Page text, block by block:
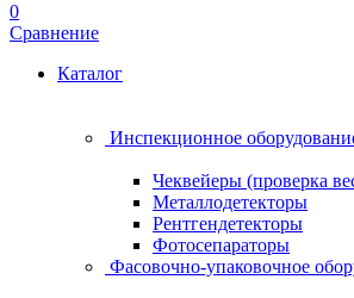
0
Сравнение
Каталог
Инспекционное
Чеквейеры (проверка
Металлодетекторы
Рентгендетекторы
Фотосепараторы
Фасовочно-упаковочное